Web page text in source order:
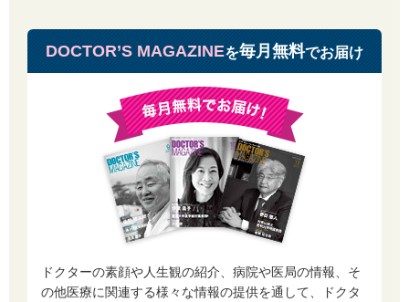
6 法令、公序良俗に反する行為、またはその恐れのある行為
7 当社のサービスに支障をきたす恐れのある行為、その他当社が不適当と
判断する行為
8 当社のサービスを通して入手した情報を、複製、販売、出版、その他私
的利用の範囲を超えて使用する行為
9 当社のサービスを営利目的として利用する行為
10 当社の運営を妨げる行為、または信頼を毀損する行為
1 会員が退会を希望する場合は、お問い合わせフォーム［https://www.doct
or-agent.com/inquiry］よりご連絡いただき、いつでも退会できるものとし
2 退会の手続きを完了した個人情報は全て抹消され、再度当社のサービス
を利用する場合は新たに会員登録が必要となります。
3 前項に関わらず、職業安定法に基づき保管が定められている個人情報に
ついては、保存期間が経過後に抹消するものとします。
DOCTOR’S MAGAZINEを毎月無料でお届け
ドクターの素顔や人生観の紹介、病院や医局の情報、そ
の他医療に関連する様々な情報の提供を通して、ドクタ